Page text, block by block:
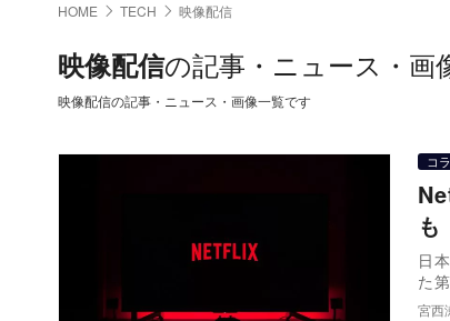
HOME TECH 映像配信
映像配信の記事・ニュース・画
映像配信の記事・ニュース・画像一覧です
コ
も
日
た
宮西